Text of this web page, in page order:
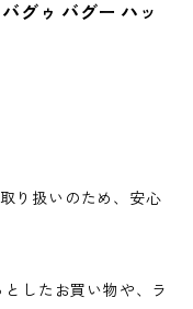
グゥ バグー ハッ
り扱いのため、安心
したお買い物や、ラ